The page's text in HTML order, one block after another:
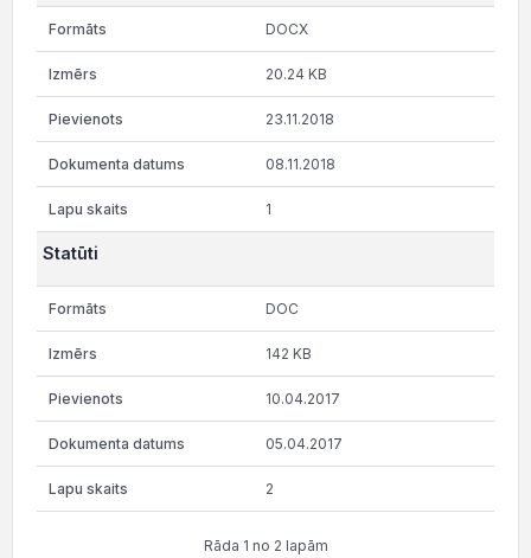
DOCX
20.24 KB
23.11.2018
08.11.2018
1
Statūti
DOC
142 KB
10.04.2017
05.04.2017
2
Rāda 1 no 2 lapām